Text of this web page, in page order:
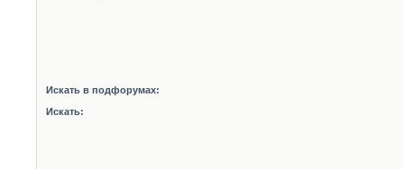
Искать в подфорумах:
Искать: